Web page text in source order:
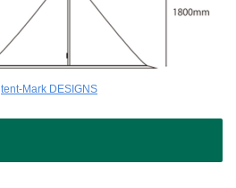
tent-Mark DESIGNS